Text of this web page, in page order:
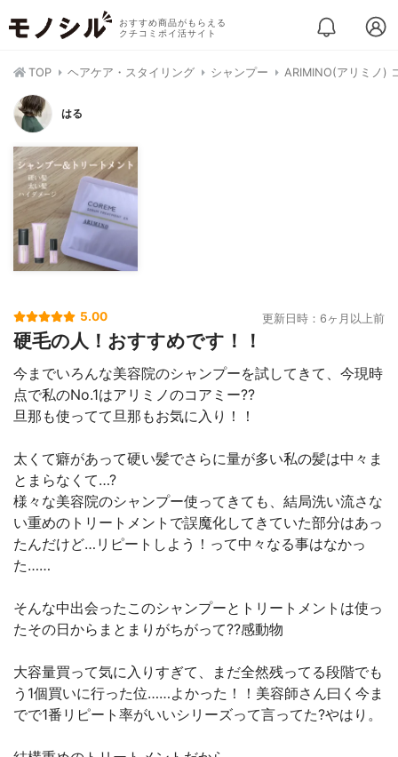
おすすめ商品がもらえる
クチコミポイ活サイト
TOP ヘアケア・スタイリング シャンプー ARIMINO(アリミノ)
はる
5.00 更新日時：6ヶ月以上前
硬毛の人！おすすめです！！
今までいろんな美容院のシャンプーを試してきて、今現時
点で私のNo.1はアリミノのコアミー??
旦那も使ってて旦那もお気に入り！！
太くて癖があって硬い髪でさらに量が多い私の髪は中々ま
とまらなくて…?
様々な美容院のシャンプー使ってきても、結局洗い流さな
い重めのトリートメントで誤魔化してきていた部分はあっ
たんだけど…リピートしよう！って中々なる事はなかっ
た……
そんな中出会ったこのシャンプーとトリートメントは使っ
たその日からまとまりがちがって??感動物
大容量買って気に入りすぎて、まだ全然残ってる段階でも
う1個買いに行った位……よかった！！美容師さん曰く今ま
でで1番リピート率がいいシリーズって言ってた?やはり。